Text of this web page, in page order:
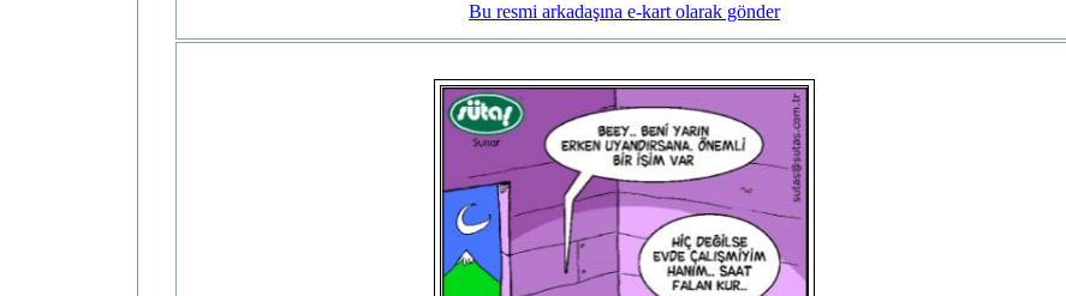
Bu resmi arkadaşına e-kart olarak gönder